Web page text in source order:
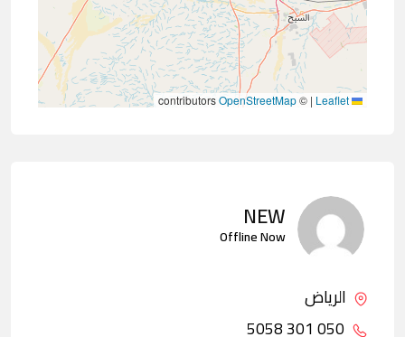
|
©
OpenStreetMap
NEW
Offline Now
الرياض